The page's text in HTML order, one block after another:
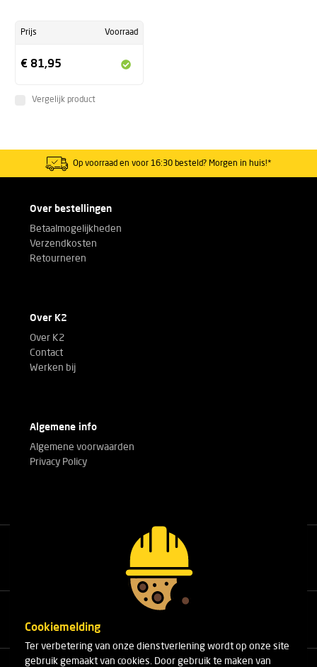
Prijs Voorraad
€ 81,95
Vergelijk product
Op voorraad en voor 16:30 besteld? Morgen in huis!*
Over bestellingen
Betaalmogelijkheden
Verzendkosten
Retourneren
Over K2
Over K2
Contact
Werken bij
Algemene info
Algemene voorwaarden
Privacy Policy
Bel met onze experts!
+32(0)3 303 14 53
Cookiemelding
Ter verbetering van onze dienstverlening wordt op onze site
gebruik gemaakt van cookies. Door gebruik te maken van